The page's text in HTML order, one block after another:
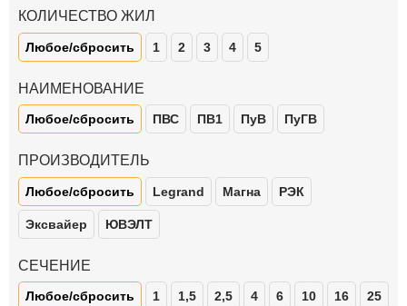
КОЛИЧЕСТВО ЖИЛ
Любое/сбросить 1 2 3 4 5
НАИМЕНОВАНИЕ
Любое/сбросить ПВС ПВ1 ПуВ ПуГВ
ПРОИЗВОДИТЕЛЬ
Любое/сбросить Legrand Магна РЭК
Эксвайер ЮВЭЛТ
СЕЧЕНИЕ
Любое/сбросить 1 1,5 2,5 4 6 10 16 25